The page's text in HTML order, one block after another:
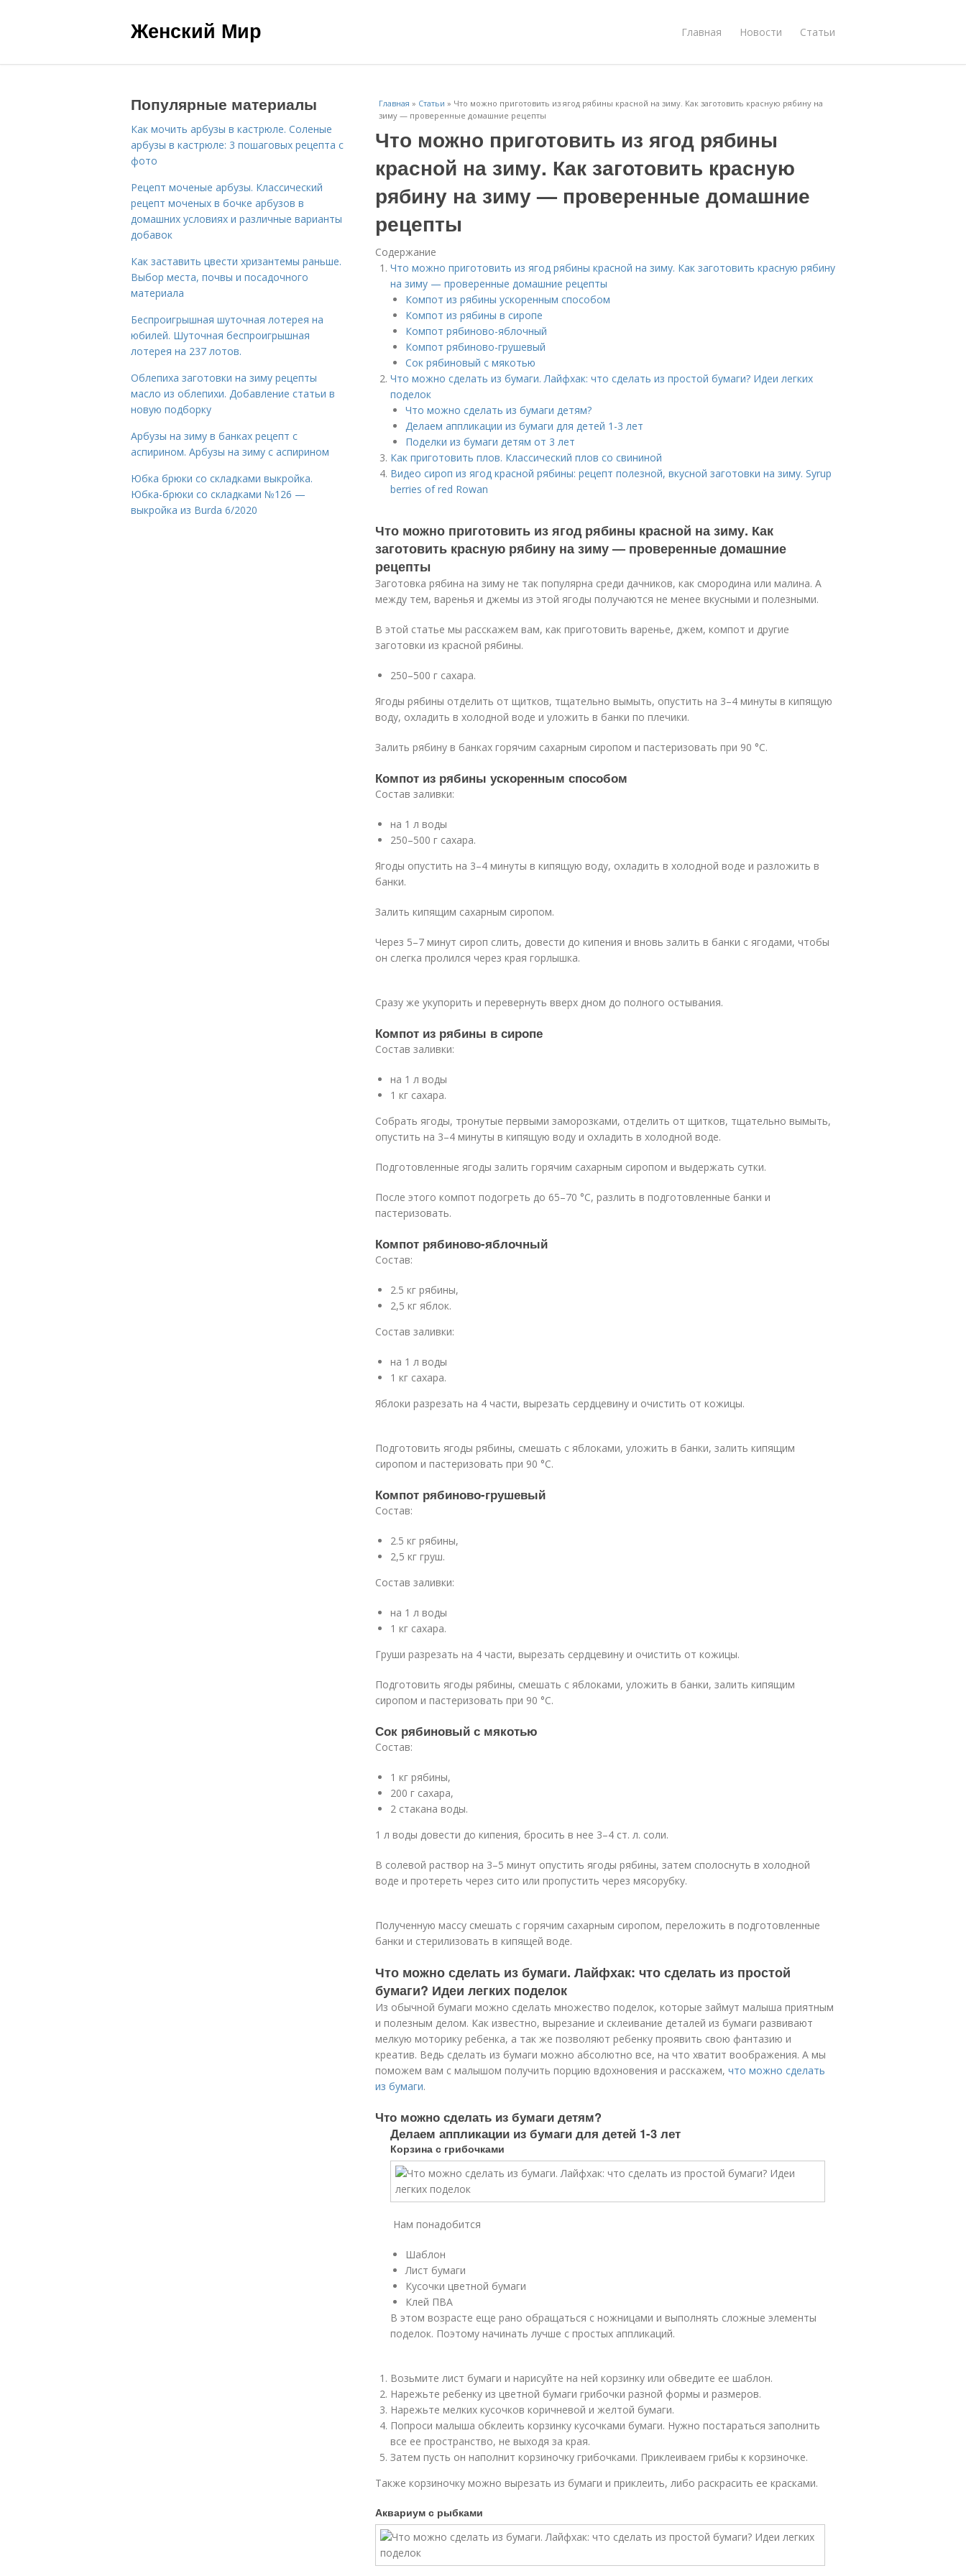
Женский Мир Главная Новости Статьи
Главная » Статьи » Что можно приготовить из ягод рябины красной на зиму. Как заготовить красную рябину на
зиму — проверенные домашние рецепты
Что можно приготовить из ягод рябины
красной на зиму. Как заготовить красную
рябину на зиму — проверенные домашние
рецепты
Содержание
Что можно приготовить из ягод рябины красной на зиму. Как заготовить красную рябину
на зиму — проверенные домашние рецепты
Компот из рябины ускоренным способом
Компот из рябины в сиропе
Компот рябиново-яблочный
Компот рябиново-грушевый
Сок рябиновый с мякотью
Что можно сделать из бумаги. Лайфхак: что сделать из простой бумаги? Идеи легких
поделок
Что можно сделать из бумаги детям?
Делаем аппликации из бумаги для детей 1-3 лет
Поделки из бумаги детям от 3 лет
Как приготовить плов. Классический плов со свининой
Видео сироп из ягод красной рябины: рецепт полезной, вкусной заготовки на зиму. Syrup
berries of red Rowan
Что можно приготовить из ягод рябины красной на зиму. Как
заготовить красную рябину на зиму — проверенные домашние
рецепты
Заготовка рябина на зиму не так популярна среди дачников, как смородина или малина. А
между тем, варенья и джемы из этой ягоды получаются не менее вкусными и полезными.
В этой статье мы расскажем вам, как приготовить варенье, джем, компот и другие
заготовки из красной рябины.
250–500 г сахара.
Ягоды рябины отделить от щитков, тщательно вымыть, опустить на 3–4 минуты в кипящую
воду, охладить в холодной воде и уложить в банки по плечики.
Залить рябину в банках горячим сахарным сиропом и пастеризовать при 90 °C.
Компот из рябины ускоренным способом
Состав заливки:
на 1 л воды
250–500 г сахара.
Ягоды опустить на 3–4 минуты в кипящую воду, охладить в холодной воде и разложить в
банки.
Залить кипящим сахарным сиропом.
Через 5–7 минут сироп слить, довести до кипения и вновь залить в банки с ягодами, чтобы
он слегка пролился через края горлышка.
Сразу же укупорить и перевернуть вверх дном до полного остывания.
Компот из рябины в сиропе
Состав заливки:
на 1 л воды
1 кг сахара.
Собрать ягоды, тронутые первыми заморозками, отделить от щитков, тщательно вымыть,
опустить на 3–4 минуты в кипящую воду и охладить в холодной воде.
Подготовленные ягоды залить горячим сахарным сиропом и выдержать сутки.
После этого компот подогреть до 65–70 °C, разлить в подготовленные банки и
пастеризовать.
Компот рябиново-яблочный
Состав:
2.5 кг рябины,
2,5 кг яблок.
Состав заливки:
на 1 л воды
1 кг сахара.
Яблоки разрезать на 4 части, вырезать сердцевину и очистить от кожицы.
Подготовить ягоды рябины, смешать с яблоками, уложить в банки, залить кипящим
сиропом и пастеризовать при 90 °C.
Компот рябиново-грушевый
Состав:
2.5 кг рябины,
2,5 кг груш.
Состав заливки:
на 1 л воды
1 кг сахара.
Груши разрезать на 4 части, вырезать сердцевину и очистить от кожицы.
Подготовить ягоды рябины, смешать с яблоками, уложить в банки, залить кипящим
сиропом и пастеризовать при 90 °C.
Сок рябиновый с мякотью
Состав:
1 кг рябины,
200 г сахара,
2 стакана воды.
1 л воды довести до кипения, бросить в нее 3–4 ст. л. соли.
В солевой раствор на 3–5 минут опустить ягоды рябины, затем сполоснуть в холодной
воде и протереть через сито или пропустить через мясорубку.
Полученную массу смешать с горячим сахарным сиропом, переложить в подготовленные
банки и стерилизовать в кипящей воде.
Что можно сделать из бумаги. Лайфхак: что сделать из простой
бумаги? Идеи легких поделок
Из обычной бумаги можно сделать множество поделок, которые займут малыша приятным
и полезным делом. Как известно, вырезание и склеивание деталей из бумаги развивают
мелкую моторику ребенка, а так же позволяют ребенку проявить свою фантазию и
креатив. Ведь сделать из бумаги можно абсолютно все, на что хватит воображения. А мы
поможем вам с малышом получить порцию вдохновения и расскажем, что можно сделать
из бумаги.
Что можно сделать из бумаги детям?
Делаем аппликации из бумаги для детей 1-3 лет
Корзина с грибочками
Нам понадобится
Шаблон
Лист бумаги
Кусочки цветной бумаги
Клей ПВА
В этом возрасте еще рано обращаться с ножницами и выполнять сложные элементы
поделок. Поэтому начинать лучше с простых аппликаций.
Возьмите лист бумаги и нарисуйте на ней корзинку или обведите ее шаблон.
Нарежьте ребенку из цветной бумаги грибочки разной формы и размеров.
Нарежьте мелких кусочков коричневой и желтой бумаги.
Попроси малыша обклеить корзинку кусочками бумаги. Нужно постараться заполнить
все ее пространство, не выходя за края.
Затем пусть он наполнит корзиночку грибочками. Приклеиваем грибы к корзиночке.
Также корзиночку можно вырезать из бумаги и приклеить, либо раскрасить ее красками.
Аквариум с рыбками
Популярные материалы
Как мочить арбузы в кастрюле. Соленые
арбузы в кастрюле: 3 пошаговых рецепта с
фото
Рецепт моченые арбузы. Классический
рецепт моченых в бочке арбузов в
домашних условиях и различные варианты
добавок
Как заставить цвести хризантемы раньше.
Выбор места, почвы и посадочного
материала
Беспроигрышная шуточная лотерея на
юбилей. Шуточная беспроигрышная
лотерея на 237 лотов.
Облепиха заготовки на зиму рецепты
масло из облепихи. Добавление статьи в
новую подборку
Арбузы на зиму в банках рецепт с
аспирином. Арбузы на зиму с аспирином
Юбка брюки со складками выкройка.
Юбка-брюки со складками №126 —
выкройка из Burda 6/2020